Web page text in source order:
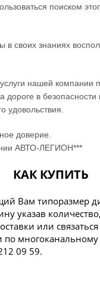
поиском
в своих знаниях
нашей компании
дороге в безопасности
удовольствия.
доверие.
АВТО-ЛЕГИОН***
КАК КУПИТЬ
Вам типоразмер
указав
или
многоканальному
09 59.